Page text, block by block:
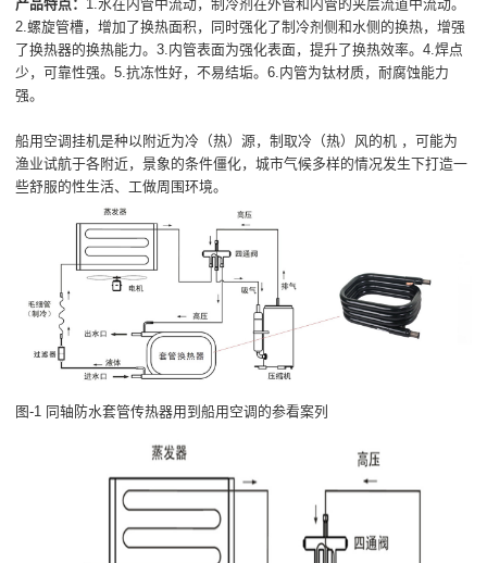
产品特点： 1.水在内管中流动，制冷剂在外管和内管的夹层流道中流动。
2.螺旋管槽，增加了换热面积，同时强化了制冷剂侧和水侧的换热，增强
了换热器的换热能力。3.内管表面为强化表面，提升了换热效率。4.焊点
少，可靠性强。5.抗冻性好，不易结垢。6.内管为钛材质，耐腐蚀能力
强。
船用空调挂机是种以附近为冷（热）源，制取冷（热）风的机 ，可能为
渔业试航于各附近，景象的条件僵化，城市气候多样的情况发生下打造一
些舒服的性生活、工做周围环境。
图-1 同轴防水套管传热器用到船用空调的参看案列